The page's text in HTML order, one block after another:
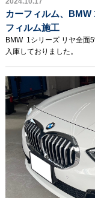
カーフィルム、BMW
フィルム施工
BMW 1シリーズ リヤ全面
入庫しておりました。